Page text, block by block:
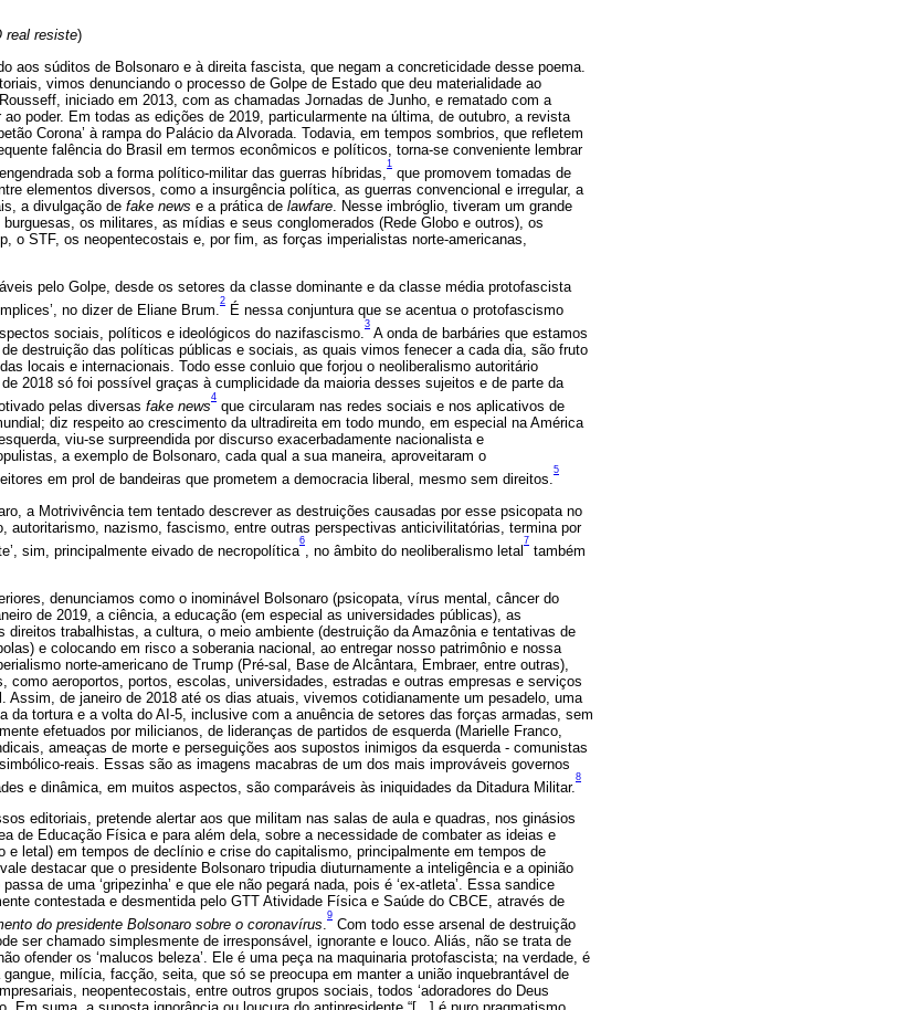
real resiste)
aos súditos de Bolsonaro e à direita fascista, que negam a concreticidade desse poema.
vimos denunciando o processo de Golpe de Estado que deu materialidade ao
iniciado em 2013, com as chamadas Jornadas de Junho, e rematado com a
poder. Em todas as edições de 2019, particularmente na última, de outubro, a revista
Corona’ à rampa do Palácio da Alvorada. Todavia, em tempos sombrios, que refletem
falência do Brasil em termos econômicos e políticos, torna-se conveniente lembrar
sob a forma político-militar das guerras híbridas,
1
que promovem tomadas de
elementos diversos, como a insurgência política, as guerras convencional e irregular, a
a divulgação de fake news e a prática de lawfare . Nesse imbróglio, tiveram um grande
os militares, as mídias e seus conglomerados (Rede Globo e outros), os
o STF, os neopentecostais e, por fim, as forças imperialistas norte-americanas,
pelo Golpe, desde os setores da classe dominante e da classe média protofascista
no dizer de Eliane Brum.
2
É nessa conjuntura que se acentua o protofascismo
sociais, políticos e ideológicos do nazifascismo.
3
A onda de barbáries que estamos
destruição das políticas públicas e sociais, as quais vimos fenecer a cada dia, são fruto
locais e internacionais. Todo esse conluio que forjou o neoliberalismo autoritário
2018 só foi possível graças à cumplicidade da maioria desses sujeitos e de parte da
pelas diversas fake news
4
que circularam nas redes sociais e nos aplicativos de
diz respeito ao crescimento da ultradireita em todo mundo, em especial na América
viu-se surpreendida por discurso exacerbadamente nacionalista e
a exemplo de Bolsonaro, cada qual a sua maneira, aproveitaram o
em prol de bandeiras que prometem a democracia liberal, mesmo sem direitos.
5
a Motrivivência tem tentado descrever as destruições causadas por esse psicopata no
autoritarismo, nazismo, fascismo, entre outras perspectivas anticivilitatórias, termina por
sim, principalmente eivado de necropolítica
6
, no âmbito do neoliberalismo letal
7
também
denunciamos como o inominável Bolsonaro (psicopata, vírus mental, câncer do
de 2019, a ciência, a educação (em especial as universidades públicas), as
direitos trabalhistas, a cultura, o meio ambiente (destruição da Amazônia e tentativas de
e colocando em risco a soberania nacional, ao entregar nosso patrimônio e nossa
norte-americano de Trump (Pré-sal, Base de Alcântara, Embraer, entre outras),
como aeroportos, portos, escolas, universidades, estradas e outras empresas e serviços
Assim, de janeiro de 2018 até os dias atuais, vivemos cotidianamente um pesadelo, uma
da tortura e a volta do AI-5, inclusive com a anuência de setores das forças armadas, sem
efetuados por milicianos, de lideranças de partidos de esquerda (Marielle Franco,
ameaças de morte e perseguições aos supostos inimigos da esquerda - comunistas
reais. Essas são as imagens macabras de um dos mais improváveis governos
e dinâmica, em muitos aspectos, são comparáveis às iniquidades da Ditadura Militar.
8
editoriais, pretende alertar aos que militam nas salas de aula e quadras, nos ginásios
de Educação Física e para além dela, sobre a necessidade de combater as ideias e
e letal) em tempos de declínio e crise do capitalismo, principalmente em tempos de
destacar que o presidente Bolsonaro tripudia diuturnamente a inteligência e a opinião
de uma ‘gripezinha’ e que ele não pegará nada, pois é ‘ex-atleta’. Essa sandice
contestada e desmentida pelo GTT Atividade Física e Saúde do CBCE, através de
do presidente Bolsonaro sobre o coronavírus.
9
Com todo esse arsenal de destruição
ser chamado simplesmente de irresponsável, ignorante e louco. Aliás, não se trata de
ofender os ‘malucos beleza’. Ele é uma peça na maquinaria protofascista; na verdade, é
gangue, milícia, facção, seita, que só se preocupa em manter a união inquebrantável de
neopentecostais, entre outros grupos sociais, todos ‘adoradores do Deus